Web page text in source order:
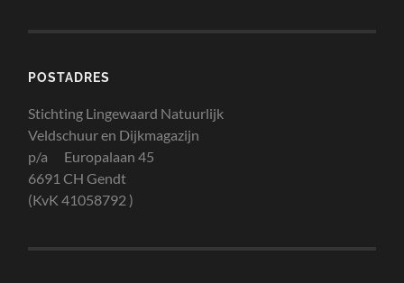
POSTADRES
Stichting Lingewaard Natuurlijk
Veldschuur en Dijkmagazijn
p/a Europalaan 45
6691 CH Gendt
(KvK 41058792 )